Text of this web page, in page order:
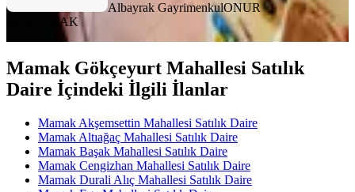
Albayrak GayrimenkulONUR
ALBAYRAK
Mamak Gökçeyurt Mahallesi Satılık
Daire İçindeki İlgili İlanlar
Mamak Akşemsettin Mahallesi Satılık Daire
Mamak Altıağaç Mahallesi Satılık Daire
Mamak Başak Mahallesi Satılık Daire
Mamak Cengizhan Mahallesi Satılık Daire
Mamak Durali Alıç Mahallesi Satılık Daire